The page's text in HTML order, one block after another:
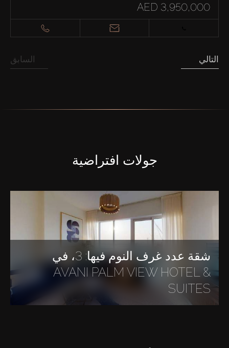
AED 3,950,000
السابق التالي
جولات افتراضية
شقة عدد غرف النوم فيها: 3، في
AVANI PALM VIEW HOTEL &
SUITES